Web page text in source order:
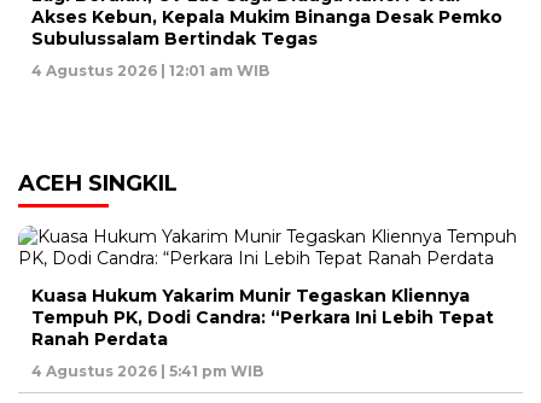
Akses Kebun, Kepala Mukim Binanga Desak Pemko
Subulussalam Bertindak Tegas
4 Agustus 2026 | 12:01 am WIB
ACEH SINGKIL
Kuasa Hukum Yakarim Munir Tegaskan Kliennya
Tempuh PK, Dodi Candra: “Perkara Ini Lebih Tepat
Ranah Perdata
4 Agustus 2026 | 5:41 pm WIB